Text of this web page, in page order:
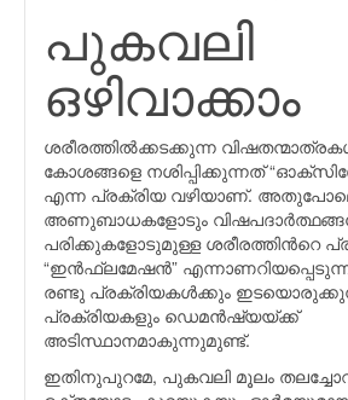
പുകവലി
ഒഴിവാക്കാം
ശരീരത്തില്‍ക്കടക്കുന്ന
കോശങ്ങളെ നശിപ്പിക്കുന്നത്
എന്ന പ്രക്രിയ വഴിയാണ്.
അണുബാധകളോടും
പരിക്കുകളോടുമുള്ള ശരീരത്തിന്‍റെ
“ഇന്‍ഫ്ലമേഷന്‍”
രണ്ടു പ്രക്രിയകള്‍ക്കും
പ്രക്രിയകളും ഡെമന്‍ഷ്യയ്ക്ക്
അടിസ്ഥാനമാകുന്നുമുണ്ട്.
ഇതിനുപുറമേ, പുകവലി മൂലം